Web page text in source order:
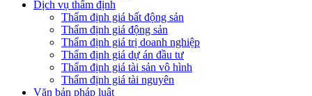
Dịch vụ thẩm định
Thẩm định giá bất động sản
Thẩm định giá động sản
Thẩm định giá trị doanh nghiệp
Thẩm định giá dự án đầu tư
Thẩm định giá tài sản vô hình
Thẩm định giá tài nguyên
Văn bản pháp luật